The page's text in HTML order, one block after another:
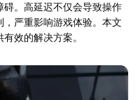
。高延迟不仅会导致操作
严重影响游戏体验。本文
效的解决方案。